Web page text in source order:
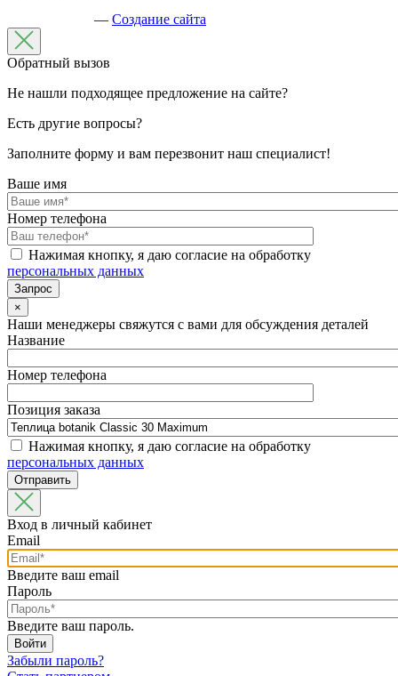
— Создание сайта
Обратный вызов
Не нашли подходящее предложение на сайте?
Есть другие вопросы?
Заполните форму и вам перезвонит наш специалист!
Ваше имя
Номер телефона
Нажимая кнопку, я даю согласие на обработку
персональных данных
×
Наши менеджеры свяжутся с вами для обсуждения деталей
Название
Номер телефона
Позиция заказа
Нажимая кнопку, я даю согласие на обработку
персональных данных
Вход в личный кабинет
Email
Введите ваш email
Пароль
Введите ваш пароль.
Забыли пароль?